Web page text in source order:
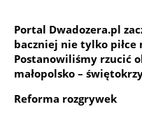
Portal Dwadozera.pl
baczniej nie tylko piłce
Postanowiliśmy rzucić
małopolsko –
Reforma rozgrywek